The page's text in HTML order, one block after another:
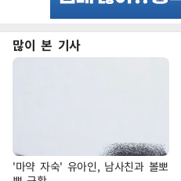
많이 본 기사
'마약 자숙' 유아인, 남사친과 볼뽀